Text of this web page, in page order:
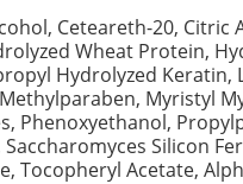
Ceteareth-20, Citric
Wheat Protein,
Hydrolyzed Keratin,
Myristyl
Phenoxyethanol,
Silicon
Tocopheryl Acetate,